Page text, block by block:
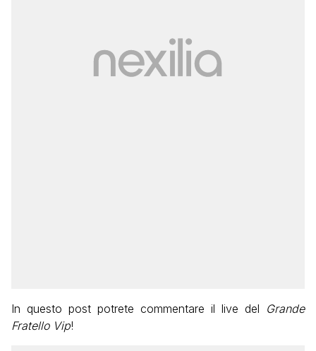
In questo post potrete commentare il live del Grande
Fratello Vip!